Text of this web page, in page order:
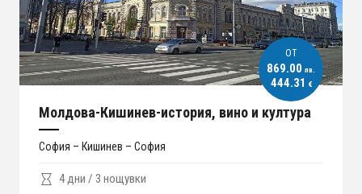
ОT
869.00 лв.
444.31 €
Молдова-Кишинев-история, вино и култура
София – Кишинев – София
4 дни / 3 нощувки